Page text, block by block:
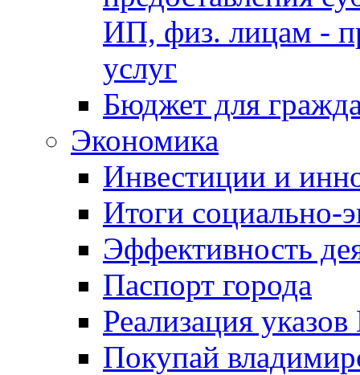
ИП, физ. лицам -
услуг
Бюджет для
Экономика
Инвестиции и
Итоги социально-
Эффективность
Паспорт города
Реализация
Покупай